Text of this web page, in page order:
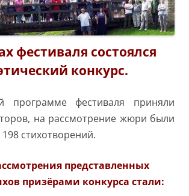
фестиваля состоялся
конкурс.
программе фестиваля приняли
на рассмотрение жюри были
стихотворений.
представленных
призёрами конкурса стали: